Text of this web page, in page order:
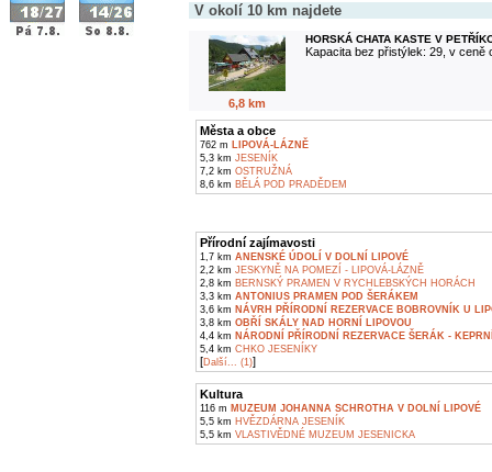
V okolí 10 km najdete
6,8 km
HORSKÁ CHATA KASTE V
Kapacita bez přistýlek: 29, v ceně
Města a obce
762 m LIPOVÁ-LÁZNĚ
5,3 km JESENÍK
7,2 km OSTRUŽNÁ
8,6 km BĚLÁ POD PRADĚDEM
Přírodní zajímavosti
1,7 km ANENSKÉ ÚDOLÍ V DOLNÍ LIPOVÉ
2,2 km JESKYNĚ NA POMEZÍ - LIPOVÁ-LÁZNĚ
2,8 km BERNSKÝ PRAMEN V RYCHLEBSKÝCH HORÁCH
3,3 km ANTONIUS PRAMEN POD ŠERÁKEM
3,6 km NÁVRH PŘÍRODNÍ REZERVACE BOBROVNÍK U
3,8 km OBŘÍ SKÁLY NAD HORNÍ LIPOVOU
4,4 km NÁRODNÍ PŘÍRODNÍ REZERVACE ŠERÁK -
5,4 km CHKO JESENÍKY
[Další... (1)]
Kultura
116 m MUZEUM JOHANNA SCHROTHA V DOLNÍ LIPOVÉ
5,5 km HVĚZDÁRNA JESENÍK
5,5 km VLASTIVĚDNÉ MUZEUM JESENICKA